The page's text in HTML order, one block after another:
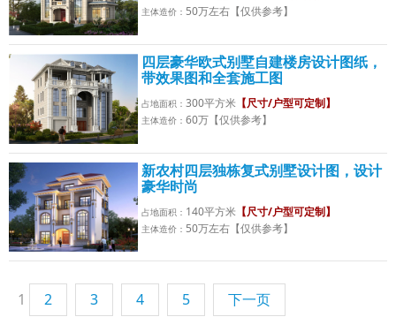
主体造价： 50万左右【仅供参考】
四层豪华欧式别墅自建楼房设计图纸，
带效果图和全套施工图
占地面积： 300平方米 【尺寸/户型可定制】
主体造价： 60万【仅供参考】
新农村四层独栋复式别墅设计图，设计
豪华时尚
占地面积： 140平方米 【尺寸/户型可定制】
主体造价： 50万左右【仅供参考】
1 2 3 4 5 下一页